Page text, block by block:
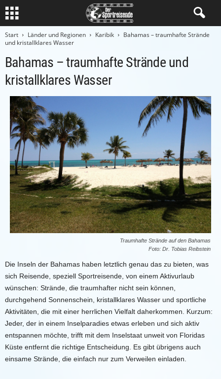
Start Länder und Regionen Karibik
Bahamas – traumhafte Strände
und kristallklares Wasser
Bahamas – traumhafte Strände und
kristallklares Wasser
Traumhafte Strände auf den Bahamas
Foto: Dr. Tobias Reibstein
Die Inseln der Bahamas haben letztlich genau das zu bieten, was
sich Reisende, speziell Sportreisende, von einem Aktivurlaub
wünschen: Strände, die traumhafter nicht sein können,
durchgehend Sonnenschein, kristallklares Wasser und sportliche
Aktivitäten, die mit einer herrlichen Vielfalt daherkommen. Kurzum:
Jeder, der in einem Inselparadies etwas erleben und sich aktiv
entspannen möchte, trifft mit dem Inselstaat unweit von Floridas
Küste entfernt die richtige Entscheidung. Es gibt übrigens auch
einsame Strände, die einfach nur zum Verweilen einladen.